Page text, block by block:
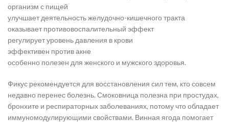
организм с пищей
улучшает деятельность желудочно-кишечного тракта
оказывает противовоспалительный эффект
регулирует уровень давления в крови
эффективен против акне
особенно полезен для женского и мужского здоровья.
Фикус рекомендуется для восстановления сил тем, кто совсем
недавно перенес болезнь. Смоковница полезна при простудах,
бронхите и респираторных заболеваниях, потому что обладает
иммуномодулирующими свойствами. Винная ягода помогает